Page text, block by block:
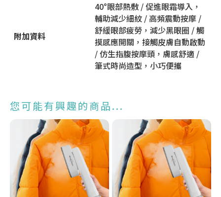
附加資料
40°眼部熱敷 / 促進眼霜導入，
輔助減少細紋 / 高頻震動按摩 /
舒緩眼部疲勞，減少黑眼圈 / 觸
摸感應開關，接觸皮膚自動啟動
/ 仿生指腹按摩頭，膚感舒適 /
筆式時尚造型，小巧便攜
您可能有興趣的商品...